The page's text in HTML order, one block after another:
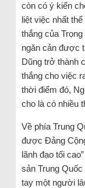
còn có ý kiến
liệt việc nhất
thắng của
ngăn cản được
Dũng trở thành
thắng cho việc
thời điểm đó,
cho là có nhiều
Về phía Trung
được Đảng
lãnh đạo tối
sản Trung
tay một người